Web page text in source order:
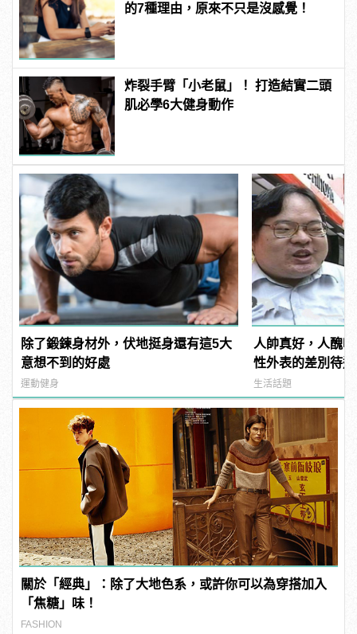
的7種理由，原來不只是沒感覺！
炸裂手臂「小老鼠」！ 打造結實二頭
肌必學6大健身動作
除了鍛鍊身材外，伏地挺身還有這5大
意想不到的好處
運動健身
人帥真好，人醜
性外表的差別待
生活話題
關於「經典」：除了大地色系，或許你可以為穿搭加入
「焦糖」味！
FASHION